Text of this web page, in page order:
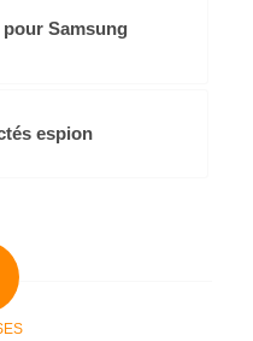
pour Samsung
espion